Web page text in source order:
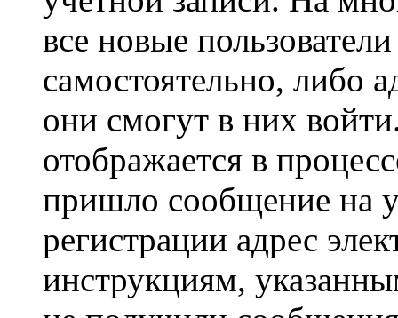
все новые
самостоятельно, либо
они смогут в них
отображается в
пришло сообщение на
регистрации адрес
инструкциям,